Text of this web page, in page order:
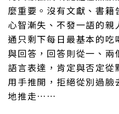
麼重要。沒有文獻、書籍
心智漸失、不發一語的
通只剩下每日最基本的吃
與回答，回答則從一、兩
語言表達，肯定與否定
用手推開，拒絕從別過臉
地推走……